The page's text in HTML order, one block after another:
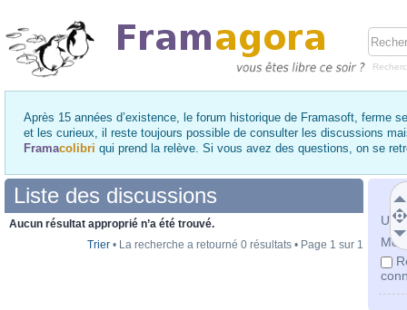
Après 15 années d’existence, le forum historique de Framasoft, ferme
et les curieux, il reste toujours possible de consulter les discussions
Framacolibri qui prend la relève. Si vous avez des questions, on se
Mot
Liste des discussions
Aucun résultat approprié n’a été trouvé.
Trier • La recherche a retourné 0 résultats • Page 1 sur 1